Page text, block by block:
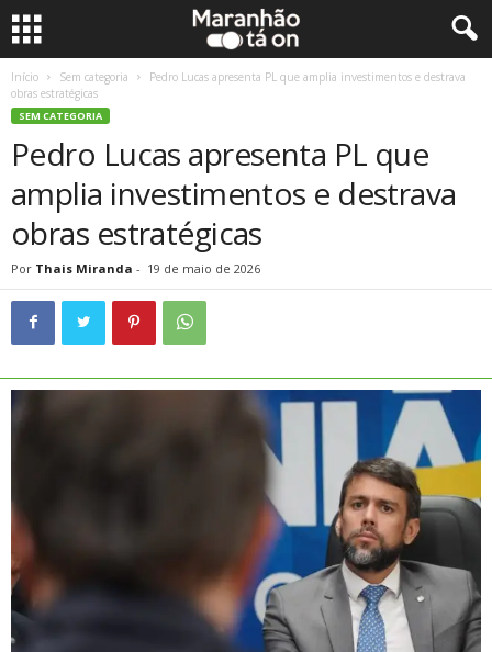
Início Sem categoria
Pedro Lucas apresenta PL que amplia investimentos e destrava
obras estratégicas
SEM CATEGORIA
Pedro Lucas apresenta PL que
amplia investimentos e destrava
obras estratégicas
Por Thais Miranda - 19 de maio de 2026